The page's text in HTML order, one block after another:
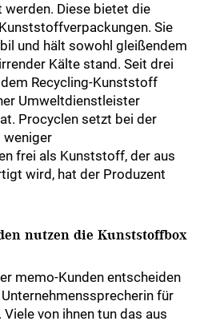
werden. Diese bietet die
Sie
und hält sowohl gleißendem
Kälte stand. Seit drei
Recycling-Kunststoff
Umweltdienstleister
Procyclen setzt bei der
weniger
frei als Kunststoff, der aus
wird, hat der Produzent
nutzen die Kunststoffbox
memo-Kunden entscheiden
für
von ihnen tun das aus